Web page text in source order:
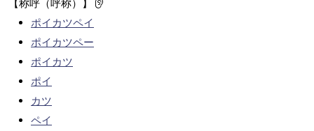
【称呼（呼称）】
ポイカツペイ
ポイカツペー
ポイカツ
ポイ
カツ
ペイ